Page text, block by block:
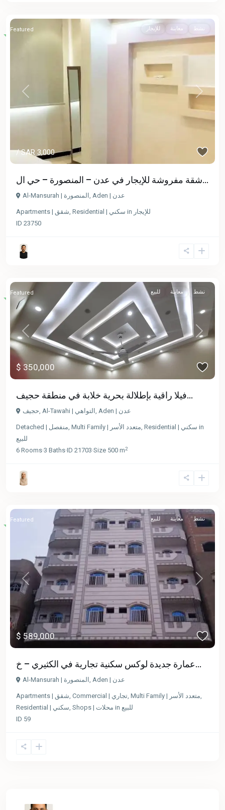
Previous Next
/ SAR 3,000
للإيجار معاينة نشط Featured
شقة مفروشة للإيجار في عدن – المنصورة – حي ال...
Al-Mansurah | المنصورة , Aden | عدن
Apartments | شقق, Residential | سكني in للإيجار
ID 23750
Previous Next
$ 350,000
للبيع معاينة نشط Featured
فيلا راقية بإطلالة بحرية خلابة في منطقة حجيف...
حجيف, Al-Tawahi | التواهي , Aden | عدن
Detached | منفصل, Multi Family | متعدد الأسر, Residential | سكني in
للبيع
6 Rooms·3 Baths·ID 21703·Size 500 m2
Previous Next
$ 589,000
للبيع معاينة نشط Featured
عمارة جديدة لوكس سكنية تجارية في الكثيري – خ...
Al-Mansurah | المنصورة , Aden | عدن
Apartments | شقق, Commercial | تجاري, Multi Family | متعدد الأسر,
Residential | سكني, Shops | محلات in للبيع
ID 59